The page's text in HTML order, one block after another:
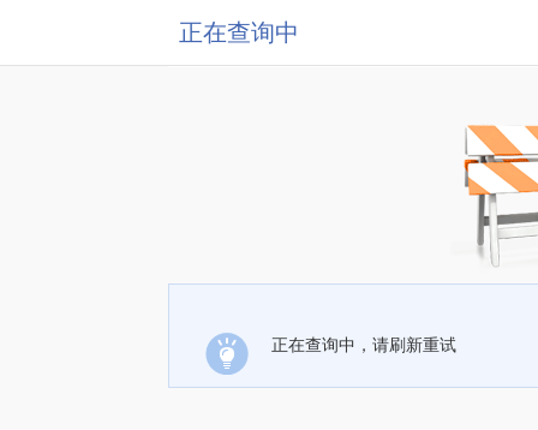
正在查询中
正在查询中，请刷新重试